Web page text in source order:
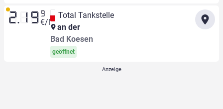
2.19 9
€/l
Total Tankstelle
an der
Bad Koesen
geöffnet